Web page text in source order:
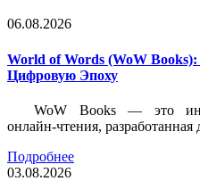
06.08.2026
World of Words (WoW
Цифровую Эпоху
WoW Books — это
онлайн-чтения,
Подробнее
03.08.2026